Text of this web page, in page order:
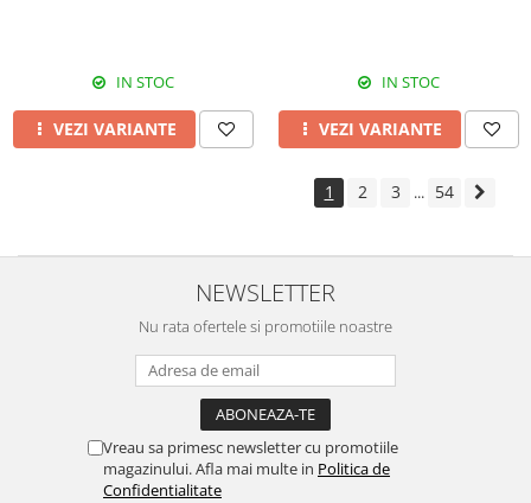
IN STOC
VEZI VARIANTE
IN STOC
VEZI VARIANTE
1 2 3 ... 54
NEWSLETTER
Nu rata ofertele si promotiile noastre
Vreau sa primesc newsletter cu promotiile
magazinului. Afla mai multe in Politica de
Confidentialitate